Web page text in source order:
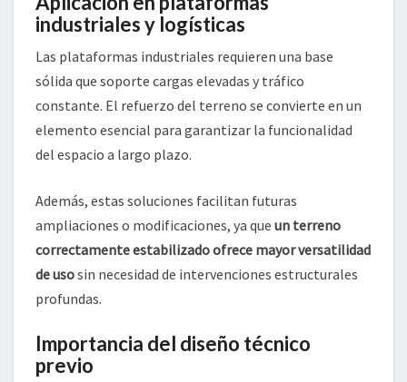
industriales y logísticas
Las plataformas industriales requieren una base
sólida que soporte cargas elevadas y tráfico
constante. El refuerzo del terreno se convierte en un
elemento esencial para garantizar la funcionalidad
del espacio a largo plazo.
Además, estas soluciones facilitan futuras
ampliaciones o modificaciones, ya que un terreno
correctamente estabilizado ofrece mayor versatilidad
de usosin necesidad de intervenciones estructurales
profundas.
Importancia del diseño técnico
previo